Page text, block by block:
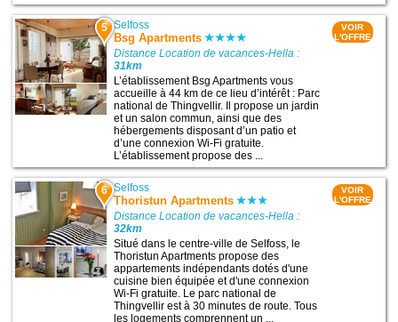
5 Selfoss
Bsg Apartments
Distance Location de vacances-Hella :
31km
L’établissement Bsg Apartments vous
accueille à 44 km de ce lieu d’intérêt : Parc
national de Thingvellir. Il propose un jardin
et un salon commun, ainsi que des
hébergements disposant d’un patio et
d’une connexion Wi-Fi gratuite.
L’établissement propose des ...
VOIR
L'OFFRE
6 Selfoss
Thoristun Apartments
Distance Location de vacances-Hella :
32km
Situé dans le centre-ville de Selfoss, le
Thoristun Apartments propose des
appartements indépendants dotés d'une
cuisine bien équipée et d'une connexion
Wi-Fi gratuite. Le parc national de
Thingvellir est à 30 minutes de route. Tous
les logements comprennent un ...
VOIR
L'OFFRE